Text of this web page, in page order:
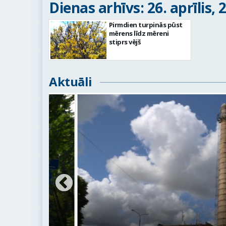
Dienas arhīvs: 26. aprīlis,
Pirmdien turpinās pūst
mērens līdz mēreni
stiprs vējš
Aktuāli